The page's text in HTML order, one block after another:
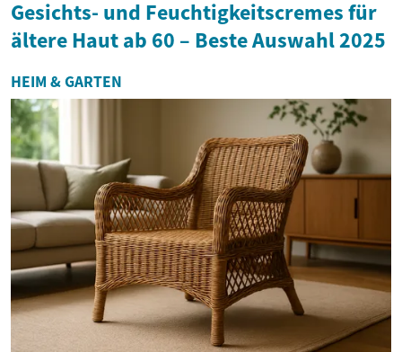
Gesichts- und Feuchtigkeitscremes für
ältere Haut ab 60 – Beste Auswahl 2025
HEIM & GARTEN